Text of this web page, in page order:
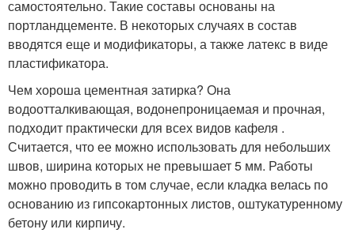
самостоятельно. Такие составы основаны на
портландцементе. В некоторых случаях в состав
вводятся еще и модификаторы, а также латекс в виде
пластификатора.
Чем хороша цементная затирка? Она
водоотталкивающая, водонепроницаемая и прочная,
подходит практически для всех видов кафеля .
Считается, что ее можно использовать для небольших
швов, ширина которых не превышает 5 мм. Работы
можно проводить в том случае, если кладка велась по
основанию из гипсокартонных листов, оштукатуренному
бетону или кирпичу.